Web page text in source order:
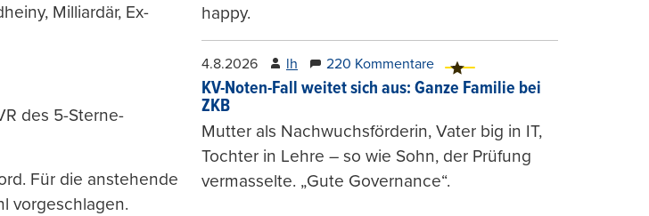
Milliardär, Ex-
des 5-Sterne-
Für die anstehende
vorgeschlagen.
happy.
4.8.2026 lh 220 Kommentare
KV-Noten-Fall weitet sich aus: Ganze Familie bei
ZKB
Mutter als Nachwuchsförderin, Vater big in IT,
Tochter in Lehre – so wie Sohn, der Prüfung
vermasselte. „Gute Governance“.